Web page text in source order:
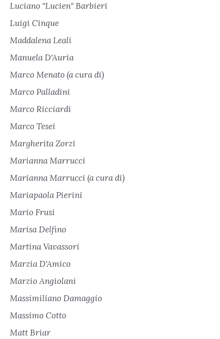
Luciano "Lucien" Barbieri
Luigi Cinque
Maddalena Leali
Manuela D'Auria
Marco Menato (a cura di)
Marco Palladini
Marco Ricciardi
Marco Tesei
Margherita Zorzi
Marianna Marrucci
Marianna Marrucci (a cura di)
Mariapaola Pierini
Mario Frusi
Marisa Delfino
Martina Vavassori
Marzia D'Amico
Marzio Angiolani
Massimiliano Damaggio
Massimo Cotto
Matt Briar